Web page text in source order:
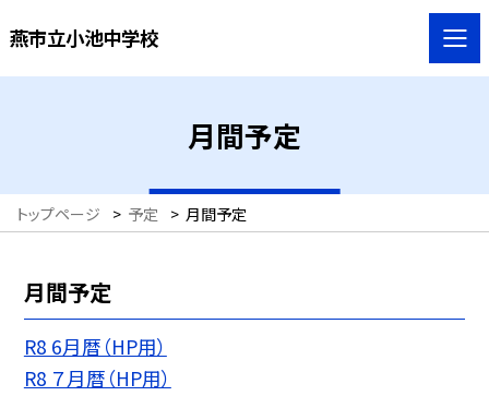
燕市立小池中学校
月間予定
トップページ > 予定 > 月間予定
月間予定
R8 6月暦（HP用）
R8 ７月暦（HP用）